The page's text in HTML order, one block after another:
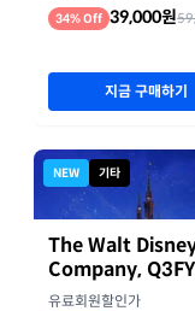
34% Off 39,000원
지금 구매하기
NEW 기타
The Walt
Company,
실적자료
유료회원할인가